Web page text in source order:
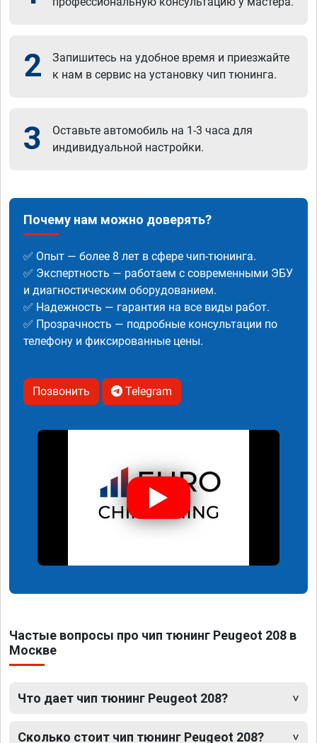
2
Запишитесь на удобное время и приезжайте
к нам в сервис на установку чип тюнинга.
3
Оставьте автомобиль на 1-3 часа для
индивидуальной настройки.
Почему нам можно доверять?
✅ Опыт — более 8 лет в сфере чип-тюнинга.
✅ Экспертность — работаем с современными ЭБУ
и диагностическим оборудованием.
✅ Надежность — гарантия на все виды работ.
✅ Прозрачность — подробные консультации по
телефону и фиксированные цены.
Позвонить Telegram
Частые вопросы про чип тюнинг Peugeot 208 в
Москве
Что дает чип тюнинг Peugeot 208?
Сколько стоит чип тюнинг Peugeot 208?